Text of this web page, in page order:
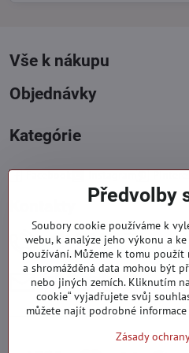
Vše k nákupu
Objednávky
Kategórie
+421 919 060 751
Pondělí - Pátek : 09:00 - 15:00
info​@everlady​.eu
Non stop ( 24/7 )
Předvolby
Soubory cookie používáme k
webu, k analýze jeho výkonu a
používání. Můžeme k tomu
a shromážděná data mohou být
nebo jiných zemích. Kliknutím
cookie“ vyjadřujete svůj
můžete najít podrobné
Zásady